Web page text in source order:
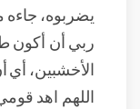
يضربوه، جاءه
ربي أن أكون
الأخشبين، أي
اللهم اهد